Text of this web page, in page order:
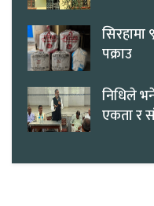
पक्राउ
निधिले
एकता र